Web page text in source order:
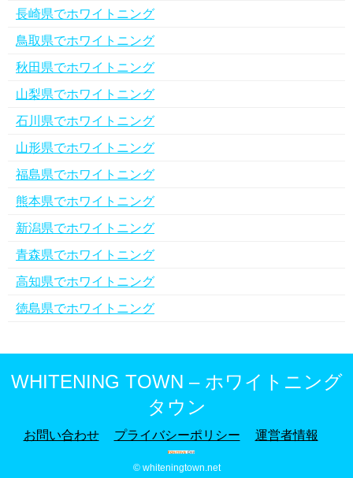
長崎県でホワイトニング
鳥取県でホワイトニング
秋田県でホワイトニング
山梨県でホワイトニング
石川県でホワイトニング
山形県でホワイトニング
福島県でホワイトニング
熊本県でホワイトニング
新潟県でホワイトニング
青森県でホワイトニング
高知県でホワイトニング
徳島県でホワイトニング
WHITENING TOWN – ホワイトニング
タウン
お問い合わせ プライバシーポリシー 運営者情報
© whiteningtown.net